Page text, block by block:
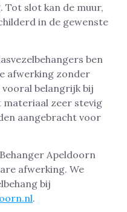
Tot slot kan de muur,
in de gewenste
ben
afwerking zonder
belangrijk bij
materiaal zeer stevig
aangebracht voor
Apeldoorn
afwerking. We
bij
.